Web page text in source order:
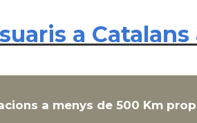
a
a menys de 500 Km